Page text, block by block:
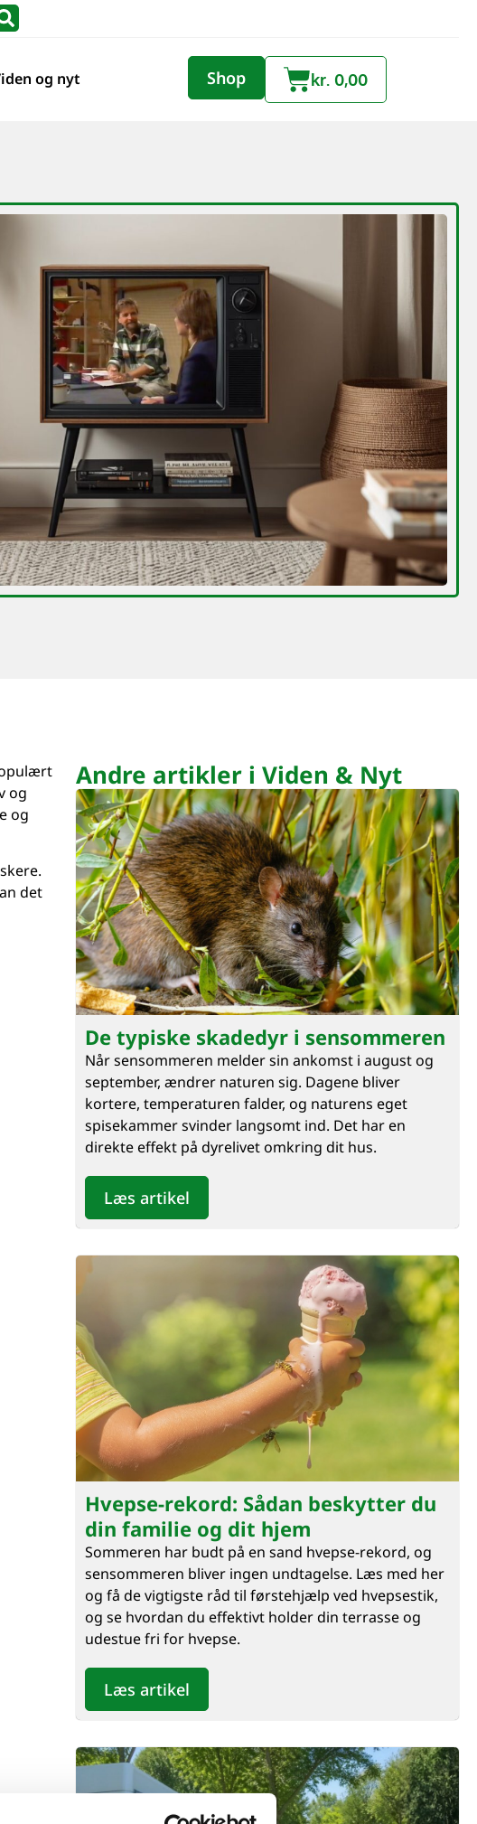
og nyt Shop kr.0,00
og
og
det
Andre artikler i Viden & Nyt
De typiske skadedyr i sensommeren
Når sensommeren melder sin ankomst i august og
september, ændrer naturen sig. Dagene bliver
kortere, temperaturen falder, og naturens eget
spisekammer svinder langsomt ind. Det har en
direkte effekt på dyrelivet omkring dit hus.
Læs artikel
Hvepse-rekord: Sådan beskytter du
din familie og dit hjem
Sommeren har budt på en sand hvepse-rekord, og
sensommeren bliver ingen undtagelse. Læs med her
og få de vigtigste råd til førstehjælp ved hvepsestik,
og se hvordan du effektivt holder din terrasse og
udestue fri for hvepse.
Læs artikel